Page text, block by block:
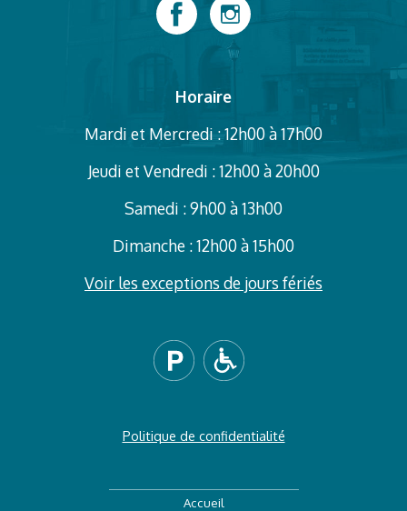
Horaire
Mardi et Mercredi : 12h00 à 17h00
Jeudi et Vendredi : 12h00 à 20h00
Samedi : 9h00 à 13h00
Dimanche : 12h00 à 15h00
Voir les exceptions de jours fériés
Politique de confidentialité
Accueil